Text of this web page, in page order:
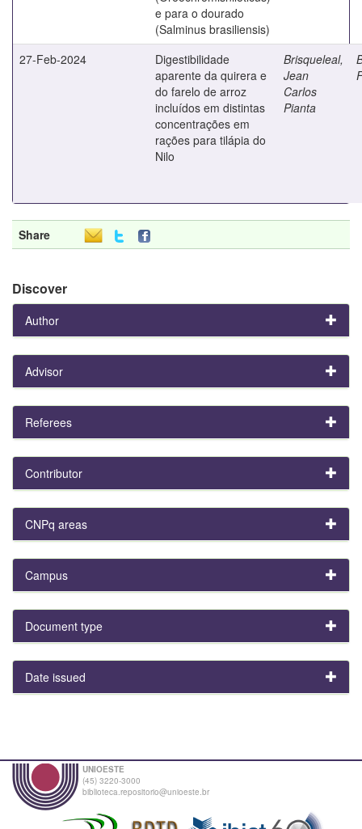
e para o dourado
(Salminus brasiliensis)
27-Feb-2024
Digestibilidade
aparente da quirera e
do farelo de arroz
incluídos em distintas
concentrações em
rações para tilápia do
Nilo
Brisqueleal,
Jean
Carlos
Pianta
Share
Discover
Author
Advisor
Referees
Contributor
CNPq areas
Campus
Document type
Date issued
UNIOESTE
(45) 3220-3000
biblioteca.repositorio@unioeste.br